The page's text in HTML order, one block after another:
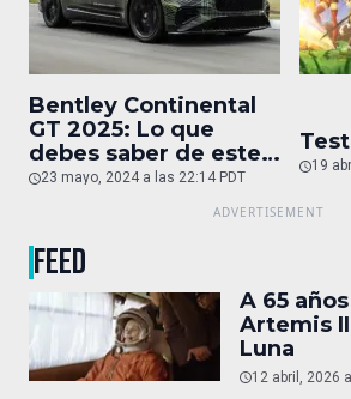
Bentley Continental
GT 2025: Lo que
debes saber de este
auto de superlujo
23 mayo, 2024 a las 22:14 PDT
19
FEED
A 65
Artemis
Luna
12 abril, 2026